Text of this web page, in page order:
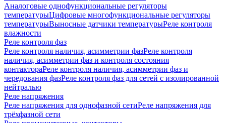
Аналоговые однофункциональные регуляторы
температурыЦифровые многофункциональные регуляторы
температурыВыносные датчики температурыРеле контроля
влажности
Реле контроля фаз
Реле контроля наличия, асимметрии фазРеле контроля
наличия, асимметрии фаз и контроля состояния
контактораРеле контроля наличия, асимметрии фаз и
чередования фазРеле контроля фаз для сетей с изолированной
нейтралью
Реле напряжения
Реле напряжения для однофазной сетиРеле напряжения для
трёхфазной сети